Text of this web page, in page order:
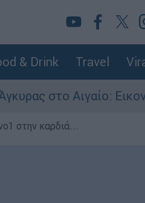
& Drink Travel
Εικονική αερομαχία
στην καρδιά...